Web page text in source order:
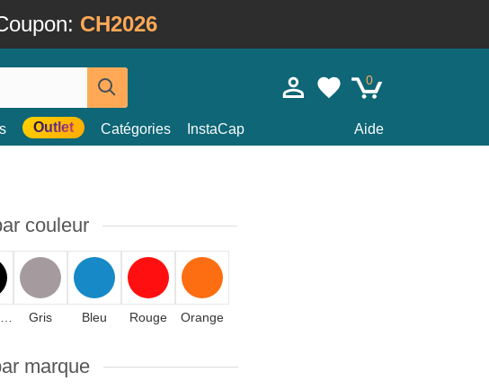
CH2026
0
Outlet Catégories InstaCap Aide
couleur
Multicolore Gris Bleu Rouge Orange
marque